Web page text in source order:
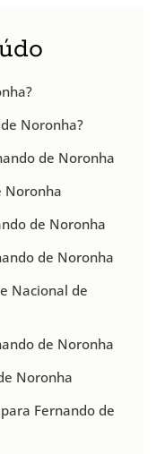
Noronha?
de Noronha
Noronha
de Noronha
de Noronha
Nacional de
de Noronha
Noronha
Fernando de